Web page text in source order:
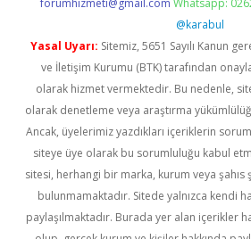
forumhizmeti@gmail.com Whatsapp:
@karabul
Yasal Uyarı: Sitemiz, 5651 Sayılı Kanun
ve İletişim Kurumu (BTK) tarafından
olarak hizmet vermektedir. Bu nedenle,
olarak denetleme veya araştırma
Ancak, üyelerimiz yazdıkları içeriklerin
siteye üye olarak bu sorumluluğu kabul
sitesi, herhangi bir marka, kurum veya şahıs
bulunmamaktadır. Sitede yalnızca kendi
paylaşılmaktadır. Burada yer alan içerikler